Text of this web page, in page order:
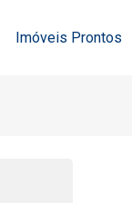
Imóveis Prontos